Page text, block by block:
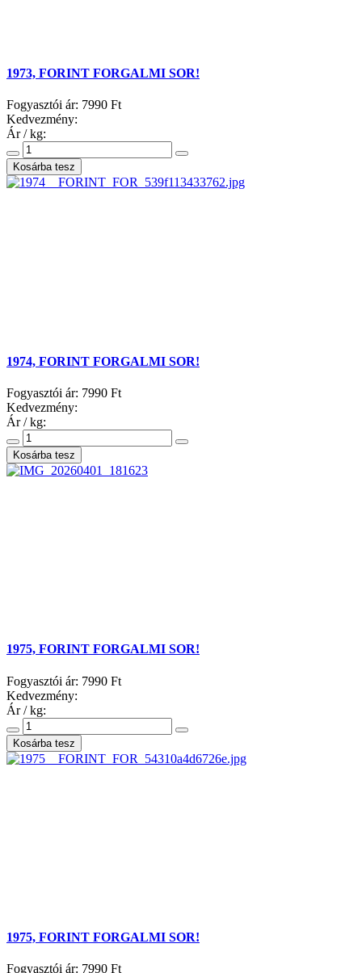
1973, FORINT FORGALMI SOR!
Fogyasztói ár: 7990 Ft
Kedvezmény:
Ár / kg:
1974, FORINT FORGALMI SOR!
Fogyasztói ár: 7990 Ft
Kedvezmény:
Ár / kg:
1975, FORINT FORGALMI SOR!
Fogyasztói ár: 7990 Ft
Kedvezmény:
Ár / kg:
1975, FORINT FORGALMI SOR!
Fogyasztói ár: 7990 Ft